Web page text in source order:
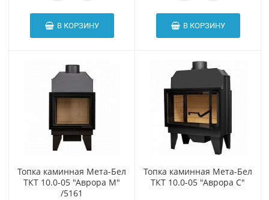
В КОРЗИНУ В КОРЗИНУ
Топка каминная Мета-Бел
ТКТ 10.0-05 "Аврора М"
/5161
Топка каминная Мета-Бел
ТКТ 10.0-05 "Аврора С"